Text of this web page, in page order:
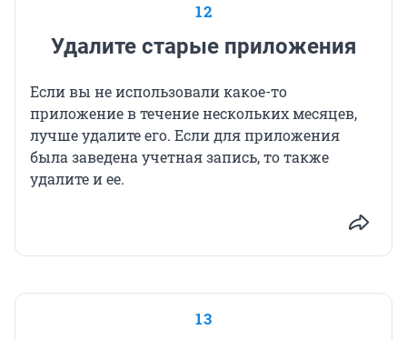
12
Удалите старые приложения
Если вы не использовали какое-то
приложение в течение нескольких месяцев,
лучше удалите его. Если для приложения
была заведена учетная запись, то также
удалите и ее.
13